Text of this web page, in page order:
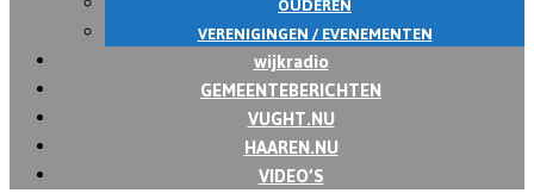
VERENIGINGEN / EVENEMENTEN
wijkradio
GEMEENTEBERICHTEN
VUGHT.NU
HAAREN.NU
VIDEO’S